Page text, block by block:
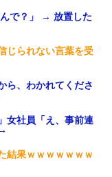
で？」 → 放置した
じられない言葉を受
ら、わかれてくださ
女社員「え、事前連
結果ｗｗｗｗｗｗｗ